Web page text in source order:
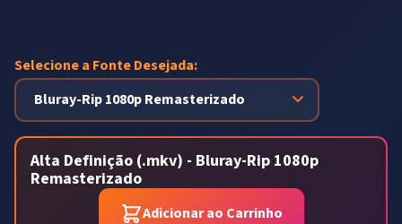
Selecione a Fonte Desejada:
Alta Definição (.mkv) - Bluray-Rip 1080p
Remasterizado
Adicionar ao Carrinho